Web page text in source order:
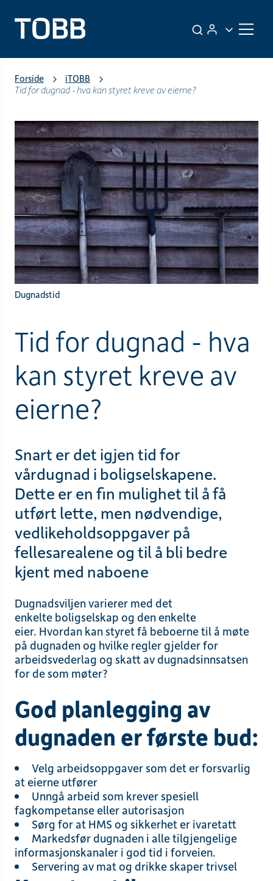
Forside
iTOBB
Tid for dugnad - hva kan styret kreve av eierne?
Dugnadstid
Tid for dugnad - hva
kan styret kreve av
eierne?
Snart er det igjen tid for
vårdugnad i boligselskapene.
Dette er en fin mulighet til å få
utført lette, men nødvendige,
vedlikeholdsoppgaver på
fellesarealene og til å bli bedre
kjent med naboene
Dugnadsviljen varierer med det
enkelte boligselskap og den enkelte
eier. Hvordan kan styretfå beboernetil å møte
på dugnaden og hvilke regler gjelder for
arbeidsvederlag og skattav dugnadsinnsatsen
for de som møter?
God planlegging av
dugnaden er første bud:
Velg arbeidsoppgaver som det er forsvarlig
at eierne utfører
Unngå arbeid som kreverspesiell
fagkompetanse eller autorisasjon
Sørg for at HMS og sikkerhet er ivaretatt
Markedsfør dugnaden i alle tilgjengelige
informasjonskanaler i god tid i forveien.
Servering av mat og drikke skaper trivsel